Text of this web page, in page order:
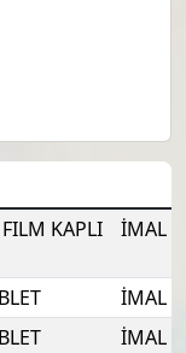
KAPLI
İMAL
İMAL
İMAL